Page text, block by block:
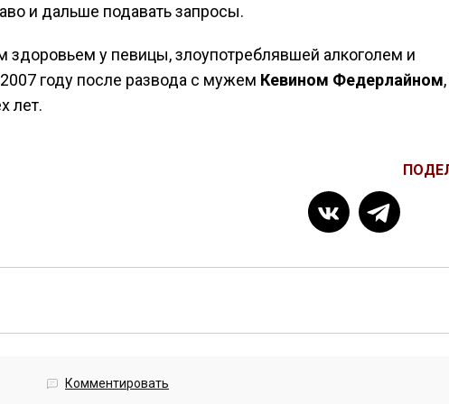
и дальше подавать запросы.
у певицы, злоупотреблявшей алкоголем и
году после развода с мужем Кевином Федерлайном
лет.
Комментировать